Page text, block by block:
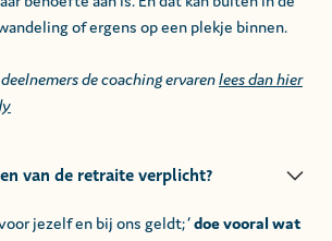
of ergens op een plekje binnen.
de coaching ervarenlees dan hier
van de retraite verplicht?
jezelf en bij ons geldt; ‘doe vooral wat